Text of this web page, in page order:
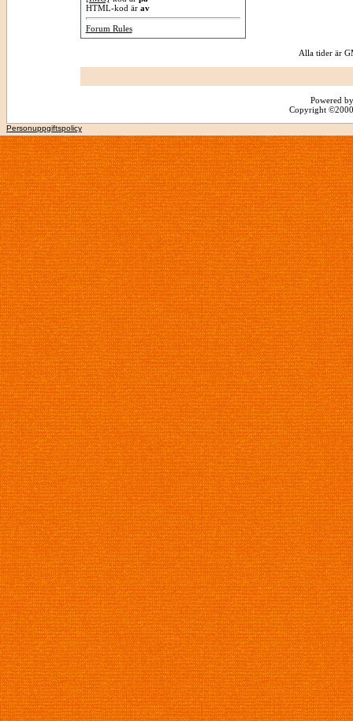
HTML-kod är av
Forum Rules
Alla tider är
Powered
Copyright
Personuppgiftspolicy